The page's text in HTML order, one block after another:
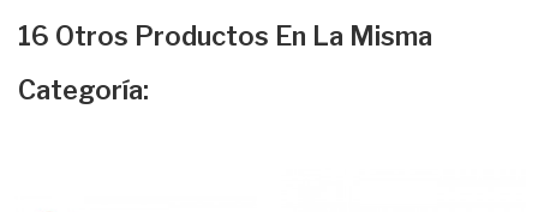
16 Otros Productos En La Misma
Categoría: